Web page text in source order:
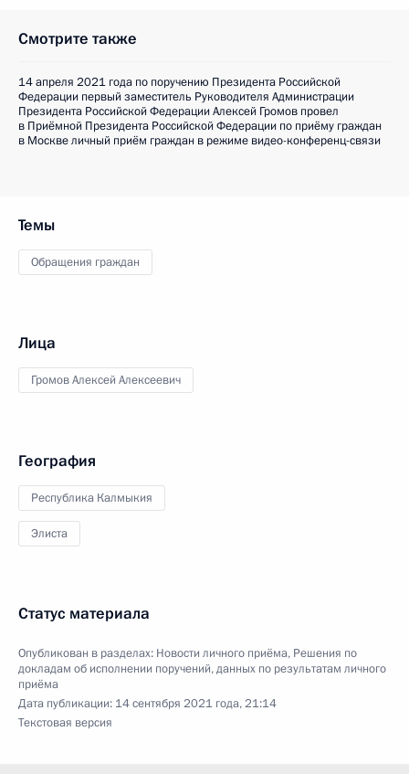
Смотрите также
14 апреля 2021 года по поручению Президента Российской
Федерации первый заместитель Руководителя Администрации
Президента Российской Федерации Алексей Громов провел
в Приёмной Президента Российской Федерации по приёму граждан
в Москве личный приём граждан в режиме видео-конференц-связи
Темы
Обращения граждан
Лица
Громов Алексей Алексеевич
География
Республика Калмыкия
Элиста
Статус материала
Опубликован в разделах: Новости личного приёма, Решения по
докладам об исполнении поручений, данных по результатам личного
приёма
Дата публикации: 14 сентября 2021 года, 21:14
Текстовая версия